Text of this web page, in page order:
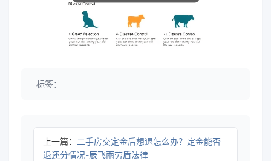
标签：
上一篇：
二手房交定金后想退怎么办？定金能否
退还分情况-辰飞雨劳盾法律